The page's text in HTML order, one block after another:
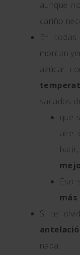
aunque
cariño
En
montan
azúcar
sacados
que
aire
Eso
más
Si te
nada: